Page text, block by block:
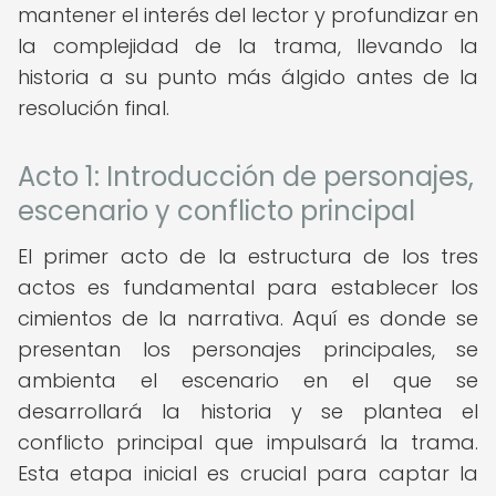
mantener el interés del lector y profundizar en
la complejidad de la trama, llevando la
historia a su punto más álgido antes de la
resolución final.
Acto 1: Introducción de personajes,
escenario y conflicto principal
El primer acto de la estructura de los tres
actos es fundamental para establecer los
cimientos de la narrativa. Aquí es donde se
presentan los personajes principales, se
ambienta el escenario en el que se
desarrollará la historia y se plantea el
conflicto principal que impulsará la trama.
Esta etapa inicial es crucial para captar la